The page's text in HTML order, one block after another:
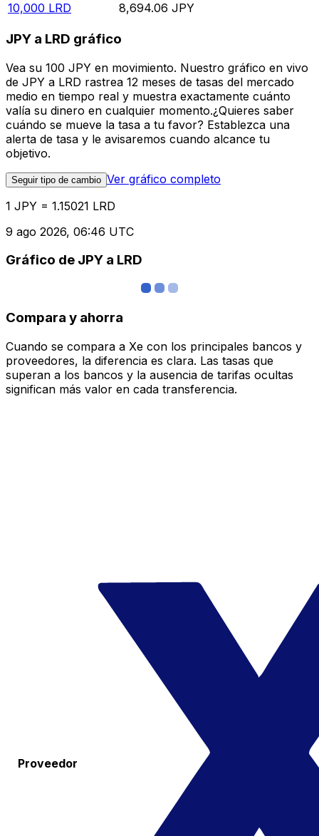
10,000 LRD 8,694.06 JPY
JPY a LRD gráfico
Vea su 100 JPY en movimiento. Nuestro gráfico en vivo
de JPY a LRD rastrea 12 meses de tasas del mercado
medio en tiempo real y muestra exactamente cuánto
valía su dinero en cualquier momento.¿Quieres saber
cuándo se mueve la tasa a tu favor? Establezca una
alerta de tasa y le avisaremos cuando alcance tu
objetivo.
Seguir tipo de cambio Ver gráfico completo
1 JPY = 1.15021 LRD
9 ago 2026, 06:46 UTC
Gráfico de JPY a LRD
Compara y ahorra
Cuando se compara a Xe con los principales bancos y
proveedores, la diferencia es clara. Las tasas que
superan a los bancos y la ausencia de tarifas ocultas
significan más valor en cada transferencia.
Proveedor